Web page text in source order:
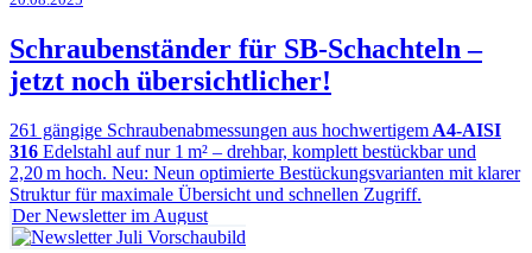
Schraubenständer für SB-Schachteln –
jetzt noch übersichtlicher!
261 gängige Schraubenabmessungen aus hochwertigemA4-AISI
316 Edelstahl auf nur 1 m² – drehbar, komplett bestückbar und
2,20 m hoch. Neu: Neun optimierte Bestückungsvarianten mit klarer
Struktur für maximale Übersicht und schnellen Zugriff.
Der Newsletter im August